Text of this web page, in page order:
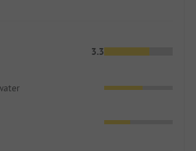
3.3